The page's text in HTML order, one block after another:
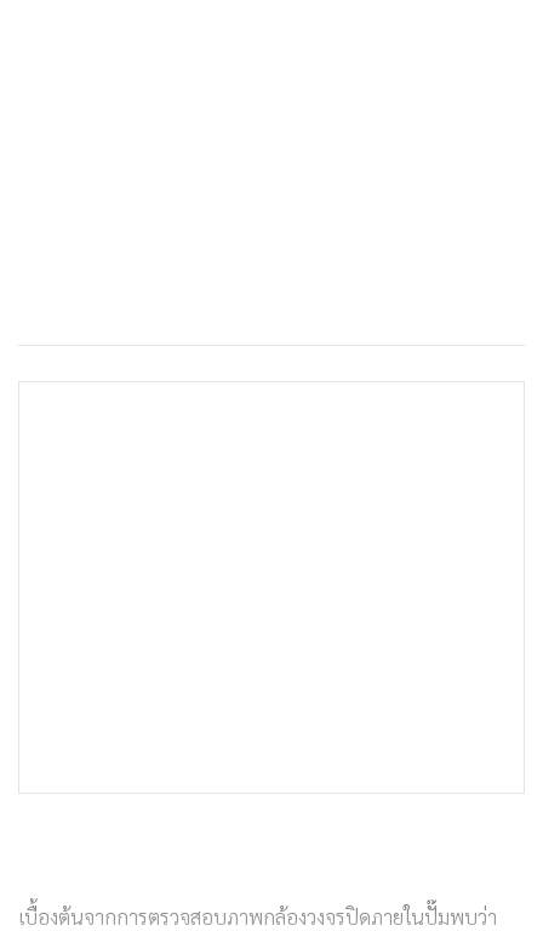
เบื้องต้นจากการตรวจสอบภาพกล้องวงจรปิดภายในปั๊มพบว่า